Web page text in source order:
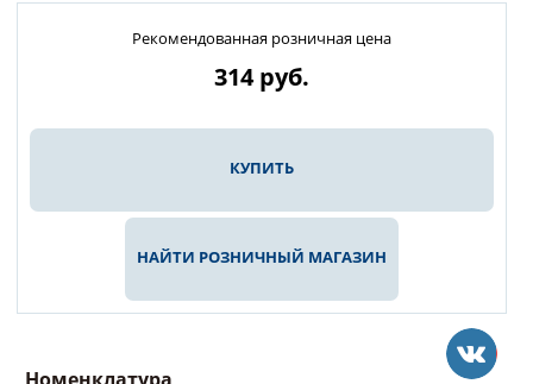
Рекомендованная розничная цена
314руб.
КУПИТЬ
НАЙТИ РОЗНИЧНЫЙ МАГАЗИН